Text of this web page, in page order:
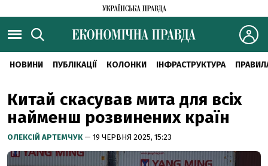
НОВИНИ ПУБЛІКАЦІЇ КОЛОНКИ ІНФРАСТРУКТУРА
Китай скасував мита для всіх
найменш розвинених країн
ОЛЕКСІЙ АРТЕМЧУК — 19 ЧЕРВНЯ 2025, 15:23